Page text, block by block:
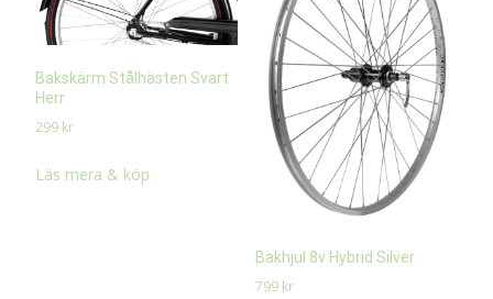
Bakskärm Stålhästen Svart
Herr
299 kr
Läs mera & köp
Bakhjul 8v Hybrid Silver
799 kr